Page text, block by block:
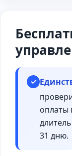
✓
оплаты
31 дню.